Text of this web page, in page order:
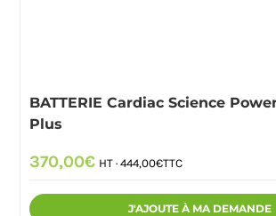
BATTERIE Cardiac Science
Plus
370,00€ HT ·444,00€TTC
J'AJOUTE À MA DEMANDE